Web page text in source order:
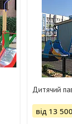
Дитячий
від 13